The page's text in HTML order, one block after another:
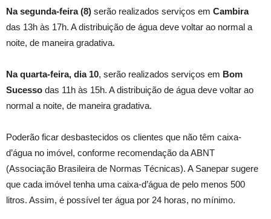
Na segunda-feira (8) serão realizados serviços em Cambira
das 13h às 17h. A distribuição de água deve voltar ao normal a
noite, de maneira gradativa.
Na quarta-feira, dia 10, serão realizados serviços em Bom
Sucesso das 11h às 15h. A distribuição de água deve voltar ao
normal a noite, de maneira gradativa.
Poderão ficar desbastecidos os clientes que não têm caixa-
d’água no imóvel, conforme recomendação da ABNT
(Associação Brasileira de Normas Técnicas). A Sanepar sugere
que cada imóvel tenha uma caixa-d’água de pelo menos 500
litros. Assim, é possível ter água por 24 horas, no mínimo.